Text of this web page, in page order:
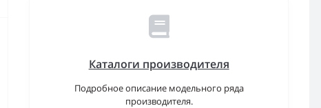
Каталоги производителя
Подробное описание модельного ряда
производителя.